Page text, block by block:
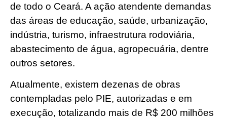
de todo o Ceará. A ação atendente demandas
das áreas de educação, saúde, urbanização,
indústria, turismo, infraestrutura rodoviária,
abastecimento de água, agropecuária, dentre
outros setores.
Atualmente, existem dezenas de obras
contempladas pelo PIE, autorizadas e em
execução, totalizando mais de R$ 200 milhões